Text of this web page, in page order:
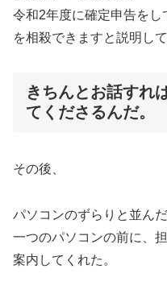
令和2年度に確定申告を
を相殺できますと説明し
きちんとお話すれ
てくださるんだ。
その後、
パソコンのずらりと並ん
一つのパソコンの前に、
案内してくれた。